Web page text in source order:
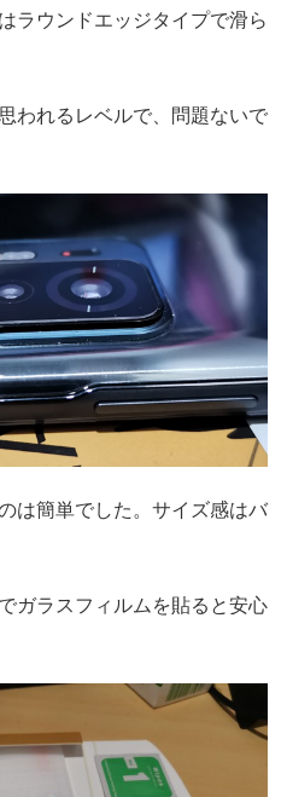
ラウンドエッジタイプで滑ら
われるレベルで、問題ないで
は簡単でした。サイズ感はバ
ガラスフィルムを貼ると安心